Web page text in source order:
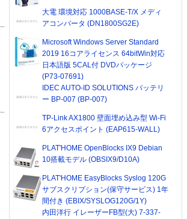
大電 環境対応 1000BASE-T/X メディ
アコンバータ (DN1800SG2E)
Microsoft Windows Server Standard
2019 16コアライセンス 64bitWin対応
日本語版 5CAL付 DVDパッケージ
(P73-07691)
IDEC AUTO-ID SOLUTIONS バッテリ
ー BP-007 (BP-007)
TP-Link AX1800 壁面埋め込み型 Wi-Fi
6アクセスポイント (EAP615-WALL)
PLAT'HOME OpenBlocks IX9 Debian
10搭載モデル (OBSIX9/D10A)
PLAT'HOME EasyBlocks Syslog 120G
サブスクリプション(保守サービス) 1年
間付き (EBIX/SYSLOG120G/1Y)
内田洋行 イレーザーFB型(大) 7-337-